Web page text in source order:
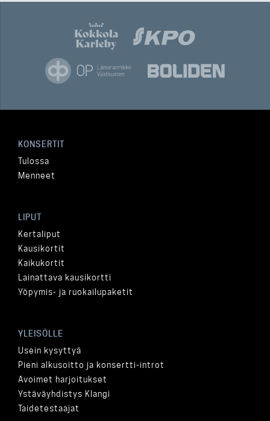
KONSERTIT
Tulossa
Menneet
LIPUT
Kertaliput
Kausikortit
Kaikukortit
Lainattava kausikortti
Yöpymis- ja ruokailupaketit
YLEISÖLLE
Usein kysyttyä
Pieni alkusoitto ja konsertti-introt
Avoimet harjoitukset
Ystäväyhdistys Klangi
Taidetestaajat